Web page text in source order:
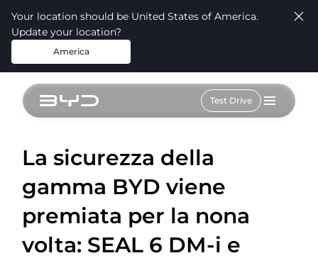
Your location should be United States of America.
Update your location?
America
Test Drive
La sicurezza della
gamma BYD viene
premiata per la nona
volta: SEAL 6 DM-i e